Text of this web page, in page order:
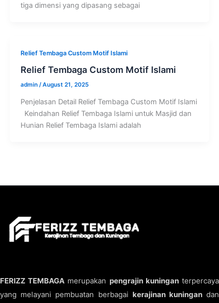
tiga dimensi yang dipasang sebagai
Relief Tembaga Custom Motif Islami
Relief Tembaga Custom Motif Islami
admin /August 21, 2025
Penjelasan Detail Relief Tembaga Custom Motif Islami
Keindahan Relief Tembaga Islami untuk Masjid dan
Hunian Relief Tembaga Islami adalah
FERIZZ TEMBAGA merupakan pengrajin kuninganterpercaya
yang melayani pembuatan berbagai kerajinan kuningandan